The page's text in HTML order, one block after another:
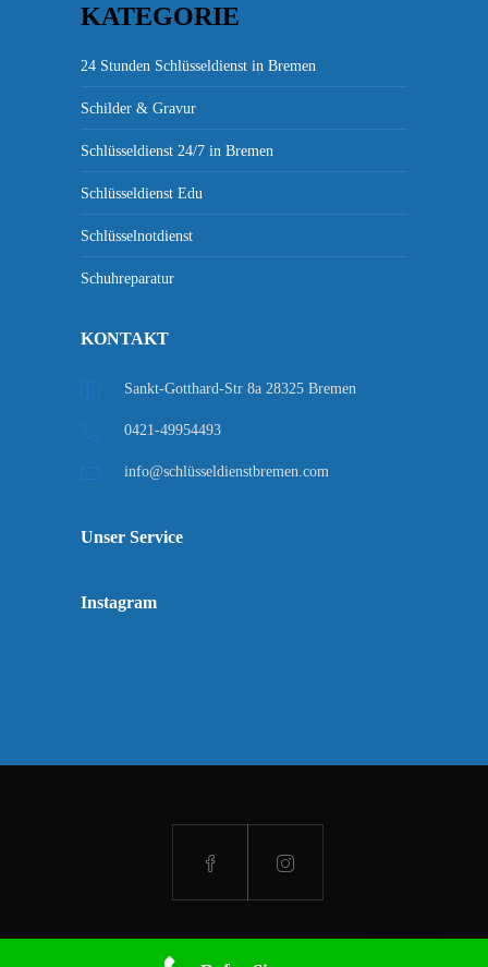
KATEGORIE
24 Stunden Schlüsseldienst in Bremen
Schilder & Gravur
Schlüsseldienst 24/7 in Bremen
Schlüsseldienst Edu
Schlüsselnotdienst
Schuhreparatur
KONTAKT
Sankt-Gotthard-Str 8a 28325 Bremen
0421-49954493
info@schlüsseldienstbremen.com
Unser Service
Instagram